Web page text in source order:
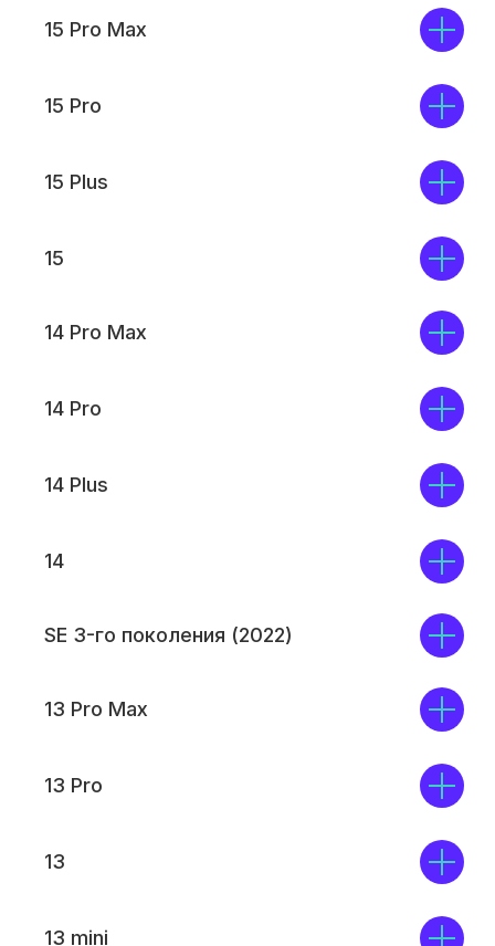
15 Pro Max
15 Pro
15 Plus
15
14 Pro Max
14 Pro
14 Plus
14
SE 3-го поколения (2022)
13 Pro Max
13 Pro
13
13 mini